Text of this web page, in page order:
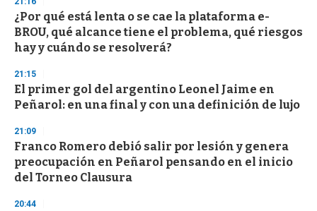
¿Por qué está lenta o se cae la plataforma e-
BROU, qué alcance tiene el problema, qué riesgos
hay y cuándo se resolverá?
21:15
El primer gol del argentino Leonel Jaime en
Peñarol: en una final y con una definición de lujo
21:09
Franco Romero debió salir por lesión y genera
preocupación en Peñarol pensando en el inicio
del Torneo Clausura
20:44